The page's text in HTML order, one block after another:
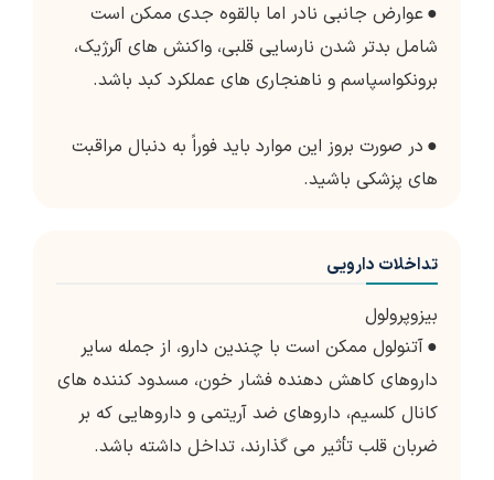
●عوارض جانبی نادر اما بالقوه جدی ممکن است
شامل بدتر شدن نارسایی قلبی، واکنش های آلرژیک،
برونکواسپاسم و ناهنجاری های عملکرد کبد باشد.
● در صورت بروز این موارد باید فوراً به دنبال مراقبت
های پزشکی باشید.
تداخلات دارویی
بیزوپرولول
●آتنولول ممکن است با چندین دارو، از جمله سایر
داروهای کاهش دهنده فشار خون، مسدود کننده های
کانال کلسیم، داروهای ضد آریتمی و داروهایی که بر
ضربان قلب تأثیر می گذارند، تداخل داشته باشد.